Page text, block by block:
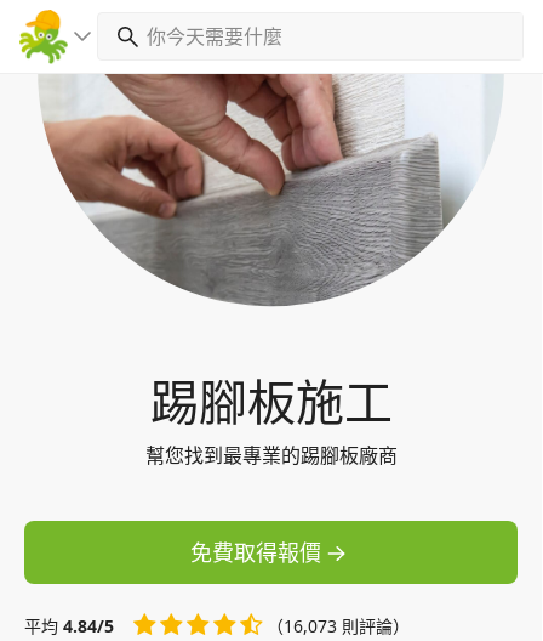
踢腳板施工
幫您找到最專業的踢腳板廠商
免費取得報價
平均 4.84/5
（16,073 則評論）